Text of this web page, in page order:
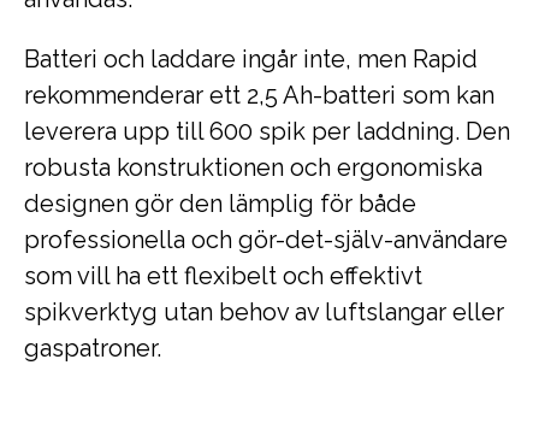
Batteri och laddare ingår inte, men Rapid
rekommenderar ett 2,5 Ah-batteri som kan
leverera upp till 600 spik per laddning. Den
robusta konstruktionen och ergonomiska
designen gör den lämplig för både
professionella och gör-det-själv-användare
som vill ha ett flexibelt och effektivt
spikverktyg utan behov av luftslangar eller
gaspatroner.